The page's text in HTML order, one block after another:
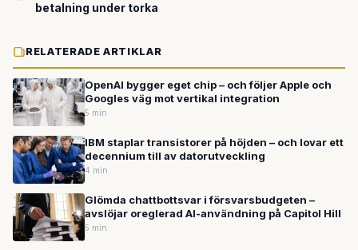
betalning under torka
RELATERADE ARTIKLAR
OpenAI bygger eget chip – och följer Apple och
Googles väg mot vertikal integration
5 min
IBM staplar transistorer på höjden – och lovar ett
decennium till av datorutveckling
4 min
Glömda chattbottsvar i försvarsbudgeten –
avslöjar oreglerad AI-användning på Capitol Hill
5 min